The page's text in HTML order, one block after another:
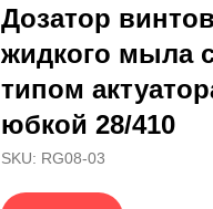
Дозатор
жидкого мыла
типом
юбкой 28/410
SKU: RG08-03